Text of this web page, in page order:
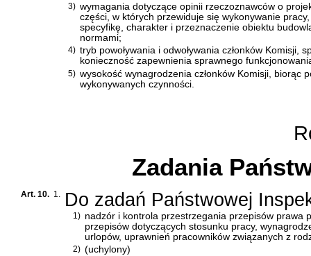
3) wymagania dotyczące opinii rzeczoznawców o
części, w których przewiduje się wykonywanie
specyfikę, charakter i przeznaczenie obiektu
normami;
4) tryb powoływania i odwoływania członków
konieczność zapewnienia sprawnego
5) wysokość wynagrodzenia członków Komisji, biorąc
wykonywanych czynności.
Zadania
Art. 10. 1. Do zadań Państwowej
1) nadzór i kontrola przestrzegania przepisów prawa
przepisów dotyczących stosunku pracy,
urlopów, uprawnień pracowników związanych z
2) (uchylony)